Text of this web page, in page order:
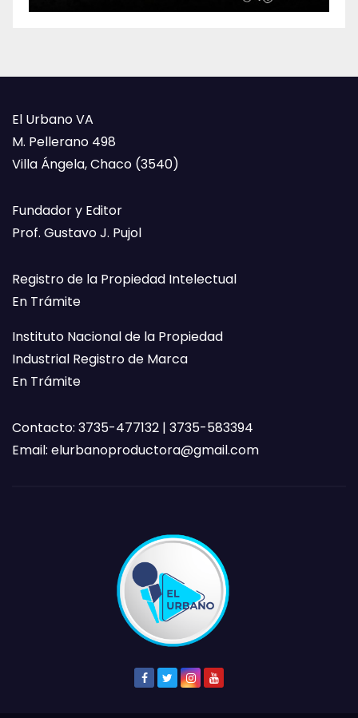
El Urbano VA
M. Pellerano 498
Villa Ángela, Chaco (3540)
Fundador y Editor
Prof. Gustavo J. Pujol
Registro de la Propiedad Intelectual
En Trámite
Instituto Nacional de la Propiedad
Industrial Registro de Marca
En Trámite
Contacto: 3735-477132 | 3735-583394
Email: elurbanoproductora@gmail.com